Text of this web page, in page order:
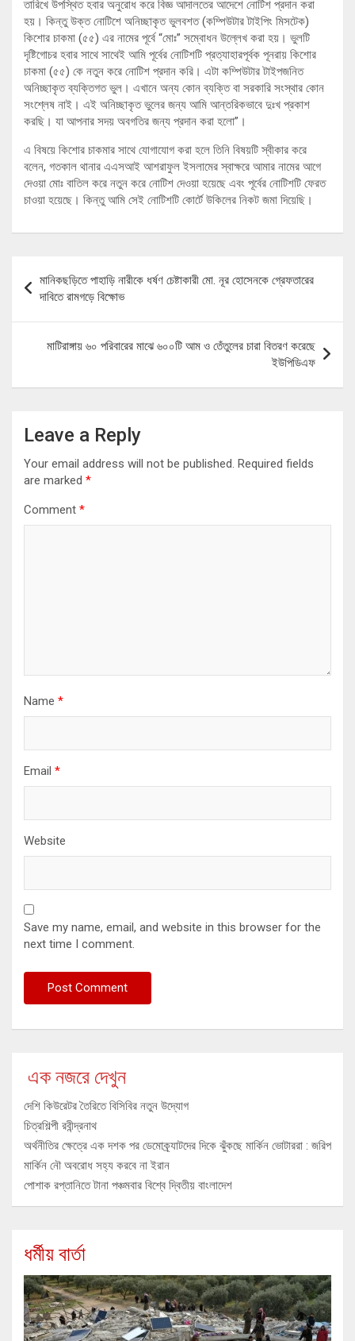
তারিখে উপস্থিত হবার অনুরোধ করে বিজ্ঞ আদালতের আদেশে নোটিশ প্রদান করা
হয়। কিন্তু উক্ত নোটিশে অনিচ্ছাকৃত ভুলবশত (কম্পিউটার টাইপিং মিসটেক)
কিশোর চাকমা (৫৫) এর নামের পূর্বে ‍“মোঃ” সম্বোধন উল্লেখ করা হয়। ভুলটি
দৃষ্টিগোচর হবার সাথে সাথেই আমি পূর্বের নোটিশটি প্রত্যাহারপূর্বক পূনরায় কিশোর
চাকমা (৫৫) কে নতুন করে নোটিশ প্রদান করি। এটা কম্পিউটার টাইপজনিত
অনিচ্ছাকৃত ব্যক্তিগত ভুল। এখানে অন্য কোন ব্যক্তি বা সরকারি সংস্থার কোন
সংশ্লেষ নাই। এই অনিচ্ছাকৃত ভুলের জন্য আমি আন্তরিকভাবে দুঃখ প্রকাশ
করছি। যা আপনার সদয় অবগতির জন্য প্রদান করা হলো”।
এ বিষয়ে কিশোর চাকমার সাথে যোগাযোগ করা হলে তিনি বিষয়টি স্বীকার করে
বলেন, গতকাল থানার এএসআই আশরাফুল ইসলামের স্বাক্ষরে আমার নামের আগে
দেওয়া মোঃ বাতিল করে নতুন করে নোটিশ দেওয়া হয়েছে এবং পূর্বের নোটিশটি ফেরত
চাওয়া হয়েছে। কিন্তু আমি সেই নোটিশটি কোর্টে উকিলের নিকট জমা দিয়েছি।
navigation
মানিকছড়িতে পাহাড়ি নারীকে ধর্ষণ চেষ্টাকারী মো. নূর হোসেনকে গ্রেফতারের
দাবিতে রামগড়ে বিক্ষোভ
মাটিরাঙ্গায় ৬০ পরিবারের মাঝে ৬০০টি আম ও তেঁতুলের চারা বিতরণ করেছে
ইউপিডিএফ
Leave a Reply
Your email address will not be published. Required fields
are marked *
Comment *
Name *
Email *
Website
Save my name, email, and website in this browser for the
next time I comment.
এক নজরে দেখুন
দেশি কিউরেটর তৈরিতে বিসিবির নতুন উদ্যোগ
চিত্রশিল্পী রবীন্দ্রনাথ
অর্থনীতির ক্ষেত্রে এক দশক পর ডেমোক্র্যাটদের দিকে ঝুঁকছে মার্কিন ভোটাররা : জরিপ
মার্কিন নৌ অবরোধ সহ্য করবে না ইরান
পোশাক রপ্তানিতে টানা পঞ্চমবার বিশ্বে দ্বিতীয় বাংলাদেশ
ধর্মীয় বার্তা